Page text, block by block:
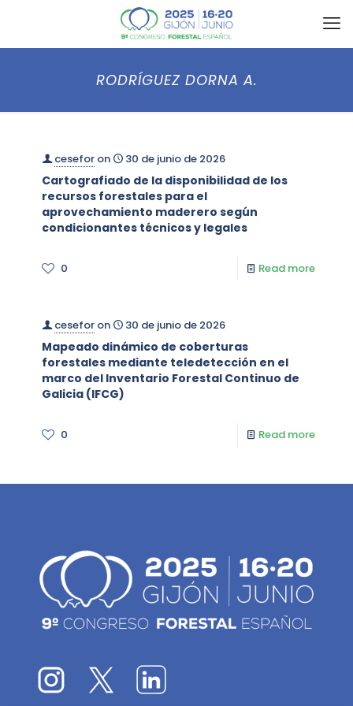
RODRÍGUEZ DORNA A.
cesefor on 30 de junio de 2026
Cartografiado de la disponibilidad de los
recursos forestales para el
aprovechamiento maderero según
condicionantes técnicos y legales
0 Read more
cesefor on 30 de junio de 2026
Mapeado dinámico de coberturas
forestales mediante teledetección en el
marco del Inventario Forestal Continuo de
Galicia (IFCG)
0 Read more